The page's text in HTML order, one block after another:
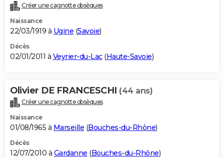
Créer une cagnotte obsèques
Naissance
22/03/1919 à Ugine (Savoie)
Décès
02/01/2011 à Veyrier-du-Lac(Haute-Savoie)
Olivier DE FRANCESCHI (44 ans)
Créer une cagnotte obsèques
Naissance
01/08/1965 à Marseille (Bouches-du-Rhône)
Décès
12/07/2010 à Gardanne (Bouches-du-Rhône)